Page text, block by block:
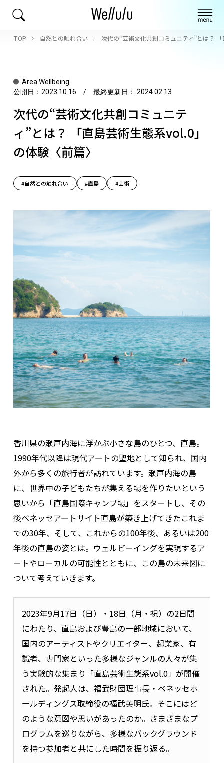
TOP 自然との触れ合い 次代の“芸術文化共創コミュニティ”とは？
Area Wellbeing
公開日： 2023.10.16 / 最終更新日： 2024.02.13
次代の“芸術文化共創コミュニテ
ィ”とは？ 「直島芸術生態系vol.0」
の体験〈前篇〉
#自然との触れ合い #直島 #芸術
香川県の瀬戸内海に浮かぶ小さな島のひとつ、直島。
1990年代以降は現代アートの聖地として知られ、国内
外から多くの旅行者が訪れています。瀬戸内海の島
に、世界中の子どもたちが集える場を作りたいという
思いから「直島国際キャンプ場」をスタートし、その
後ベネッセアートサイト直島が築き上げてきたこれま
での30年、そして、これからの100年後、あるいは200
年後の直島の姿とは。ウェルビーイングを実現するア
ートやローカルの可能性とともに、この島の未来図に
ついて考えていきます。
2023年9月17日（日）・18日（月・祝）の2日間
にわたり、直島および豊島の一部地域において、
国内のアーティストやクリエイター、起業家、有
識者、専門家といった多様なジャンルの人々が集
う実験的な集まり「直島芸術生態系vol.0」が開催
された。発起人は、福武財団理事長・ベネッセホ
ールディングス取締役の福武英明氏。そこにはど
のような意図や思いがあったのか。さまざまなプ
ログラムを巡りながら、多様なバックグラウンド
を持つ参加者と共にした時間を振り返る。